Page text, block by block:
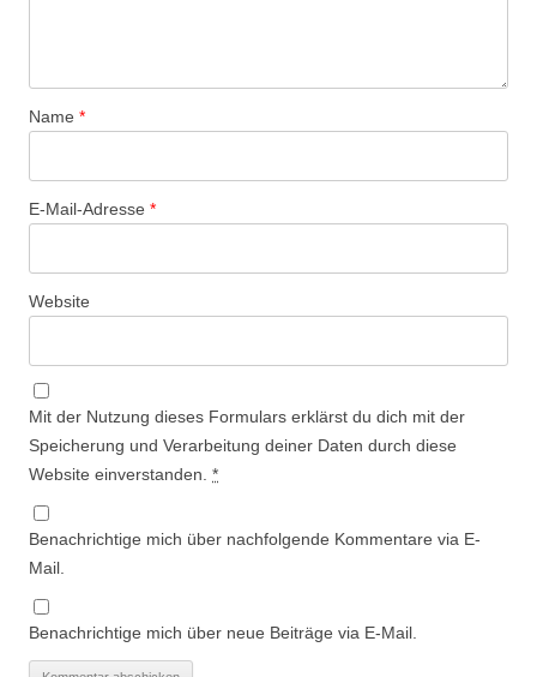
Name *
E-Mail-Adresse *
Website
Mit der Nutzung dieses Formulars erklärst du dich mit der
Speicherung und Verarbeitung deiner Daten durch diese
Website einverstanden. *
Benachrichtige mich über nachfolgende Kommentare via E-
Mail.
Benachrichtige mich über neue Beiträge via E-Mail.